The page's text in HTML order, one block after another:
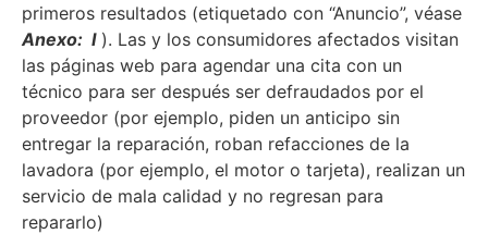
primeros resultados (etiquetado con “Anuncio”, véase
Anexo: I). Las y los consumidores afectados visitan
las páginas web para agendar una cita con un
técnico para ser después ser defraudados por el
proveedor (por ejemplo, piden un anticipo sin
entregar la reparación, roban refacciones de la
lavadora (por ejemplo, el motor o tarjeta), realizan un
servicio de mala calidad y no regresan para
repararlo)